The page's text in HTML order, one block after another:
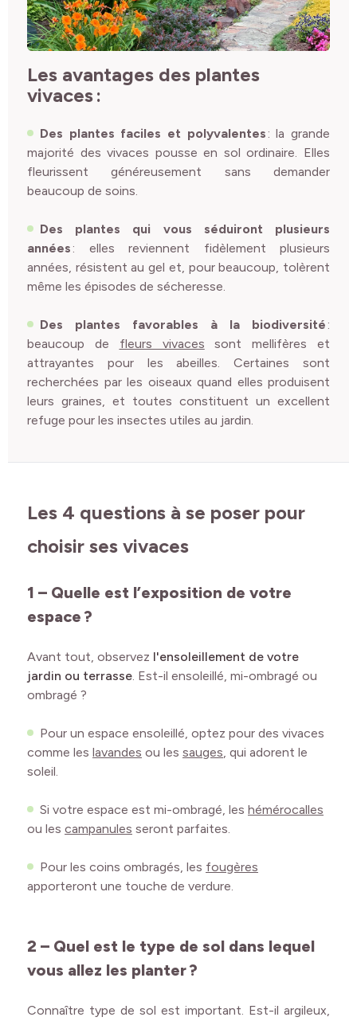
Les avantages des plantes
vivaces:
Des plantes faciles et polyvalentes : la grande
majorité des vivaces pousse en sol ordinaire. Elles
fleurissent généreusement sans demander
beaucoup de soins.
Des plantes qui vous séduiront plusieurs
années : elles reviennent fidèlement plusieurs
années, résistent au gel et, pour beaucoup, tolèrent
même les épisodes de sécheresse.
Des plantes favorables à la biodiversité :
beaucoup de fleurs vivaces sont mellifères et
attrayantes pour les abeilles. Certaines sont
recherchées par les oiseaux quand elles produisent
leurs graines, et toutes constituent un excellent
refuge pour les insectes utiles au jardin.
Les 4 questions à se poser pour
choisir ses vivaces
1 – Quelle est l’exposition de votre
espace ?
Avant tout, observez l'ensoleillement de votre
jardin ou terrasse. Est-il ensoleillé, mi-ombragé ou
ombragé ?
Pour un espace ensoleillé, optez pour des vivaces
comme les lavandes ou les sauges, qui adorent le
soleil.
Si votre espace est mi-ombragé, les hémérocalles
ou les campanules seront parfaites.
Pour les coins ombragés, les fougères
apporteront une touche de verdure.
2 – Quel est le type de sol dans lequel
vous allez les planter ?
Connaître type de sol est important. Est-il argileux,